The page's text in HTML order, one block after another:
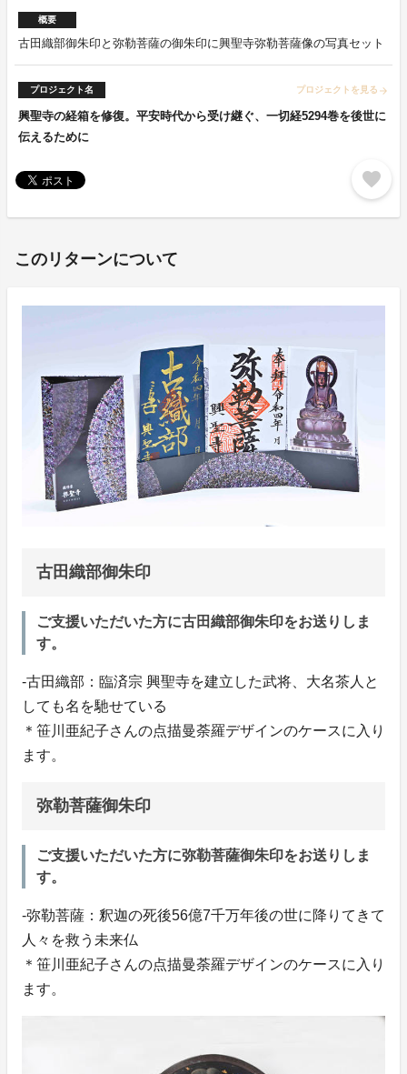
概要
古田織部御朱印と弥勒菩薩の御朱印に興聖寺弥勒菩薩像の写真セット
プロジェクト名 プロジェクトを見る arrow_forward
興聖寺の経箱を修復。平安時代から受け継ぐ、一切経5294巻を後世に
伝えるために
favorite
このリターンについて
古田織部御朱印
ご支援いただいた方に古田織部御朱印をお送りしま
す。
-古田織部：臨済宗 興聖寺を建立した武将、大名茶人と
しても名を馳せている
＊笹川亜紀子さんの点描曼荼羅デザインのケースに入り
ます。
弥勒菩薩御朱印
ご支援いただいた方に弥勒菩薩御朱印をお送りしま
す。
-弥勒菩薩：釈迦の死後56億7千万年後の世に降りてきて
人々を救う未来仏
＊笹川亜紀子さんの点描曼荼羅デザインのケースに入り
ます。